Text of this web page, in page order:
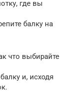
где вы
балку на
что выбирайте
и, исходя